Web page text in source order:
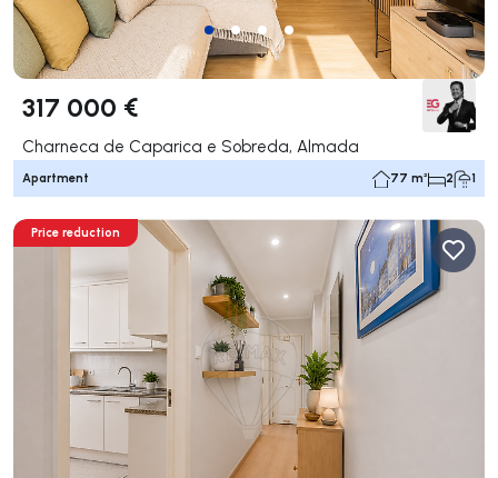
317 000 €
Charneca de Caparica e Sobreda, Almada
Apartment 77 m² 2 1
Price reduction